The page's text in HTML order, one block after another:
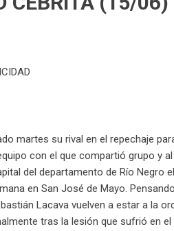
martes su rival en el repechaje
con el que compartió grupo y
del departamento de Río
en San José de Mayo.
Lacava vuelven a estar a la
tras la lesión que sufrió en